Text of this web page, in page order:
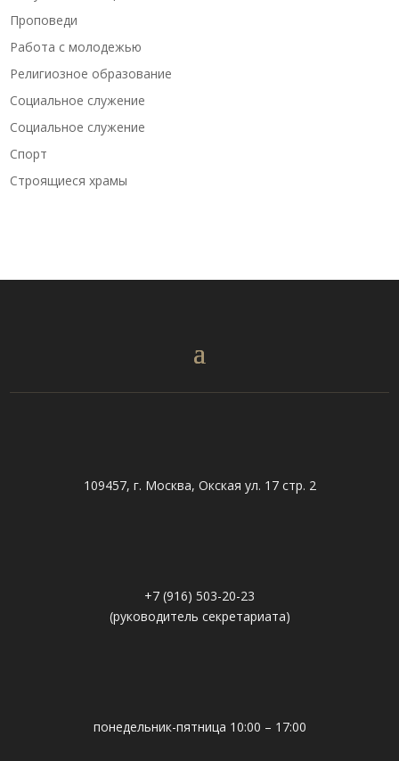
Проповеди
Работа с молодежью
Религиозное образование
Социальное служение
Социальное служение
Спорт
Строящиеся храмы
109457, г. Москва, Окская ул. 17 стр. 2
+7 (916) 503-20-23
(руководитель секретариата)
понедельник-пятница 10:00 – 17:00